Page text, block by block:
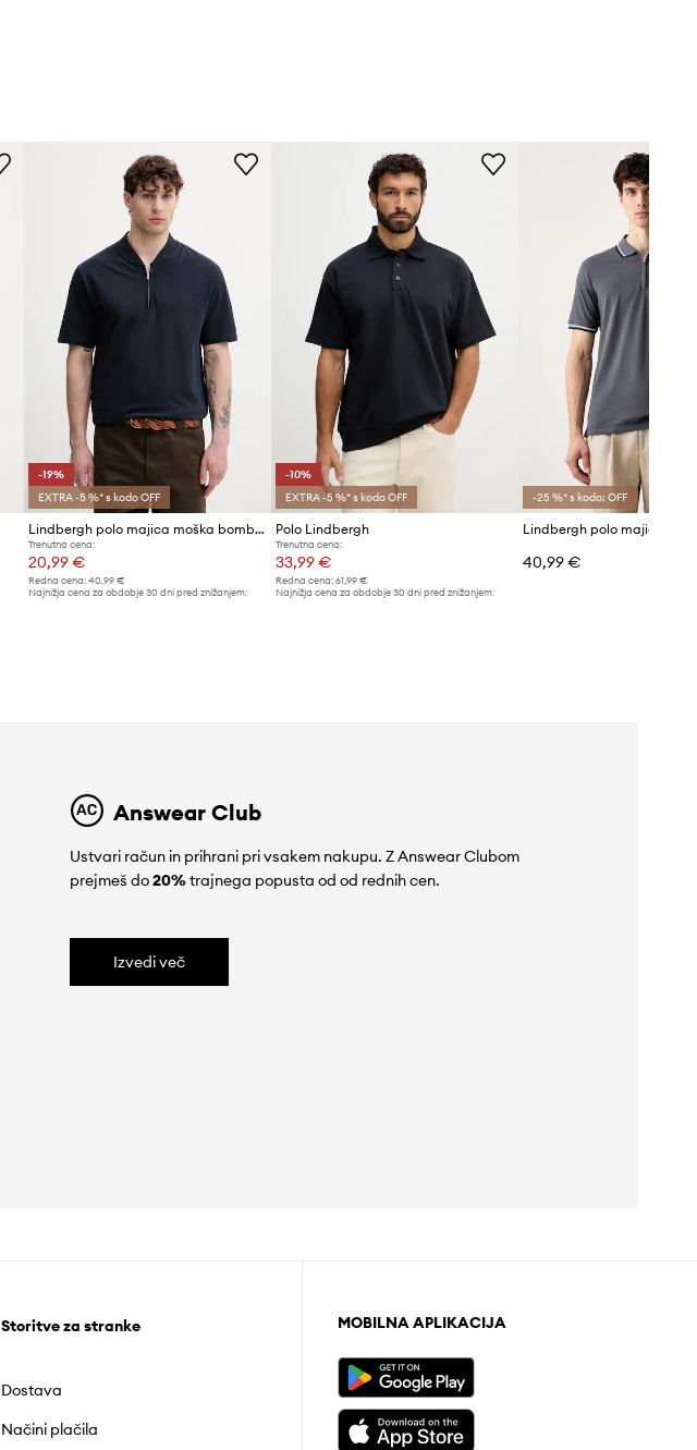
-19%
EXTRA -5 %* s kodo OFF
Lindbergh polo majica moška bombažna
Trenutna cena:
20,99 €
Redna cena: 40,99 €
Najnižja cena za obdobje 30 dni pred znižanjem:
-10%
EXTRA -5 %* s kodo OFF
Polo Lindbergh
Trenutna cena:
33,99 €
Redna cena:61,99 €
Najnižja cena za obdobje 30 dni pred znižanjem:
-25 %* s kodo: OFF
40,99 €
Answear Club
Ustvari račun in prihrani pri vsakem nakupu. Z Answear Clubom
prejmeš do20%trajnega popusta od od rednih cen.
Izvedi več
Storitve za stranke
Dostava
Načini plačila
MOBILNA APLIKACIJA